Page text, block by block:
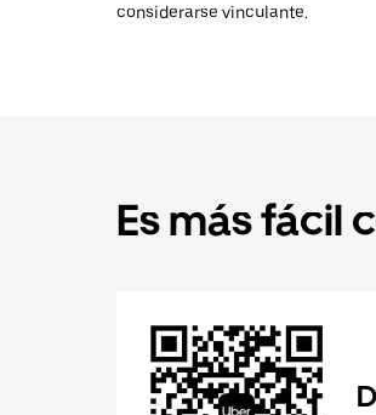
considerarse vinculante.
Es más fácil